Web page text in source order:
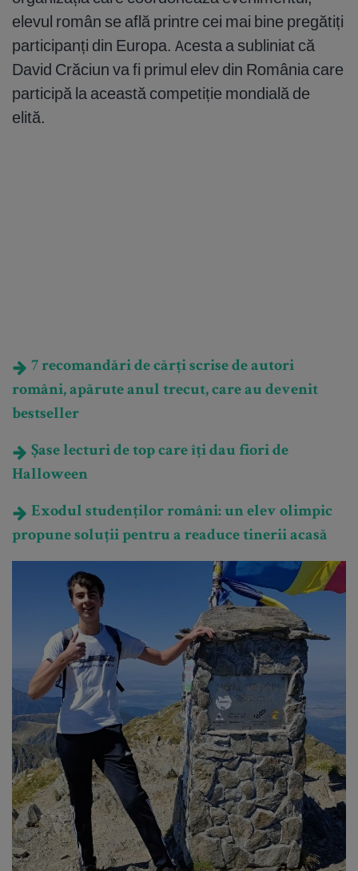
elevul român se află printre cei mai bine pregătiți
participanți din Europa. Acesta a subliniat că
David Crăciun va fi primul elev din România care
participă la această competiție mondială de
elită.
7 recomandări de cărți scrise de autori
români, apărute anul trecut, care au devenit
bestseller
Șase lecturi de top care îți dau fiori de
Halloween
Exodul studenților români: un elev olimpic
propune soluții pentru a readuce tinerii acasă